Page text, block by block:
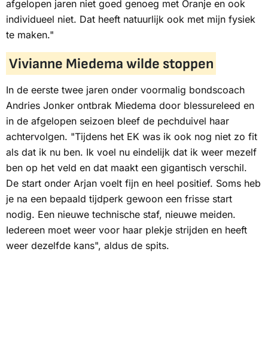
afgelopen jaren niet goed genoeg met Oranje en ook
individueel niet. Dat heeft natuurlijk ook met mijn fysiek
te maken."
Vivianne Miedema wilde stoppen
In de eerste twee jaren onder voormalig bondscoach
Andries Jonker ontbrak Miedema door blessureleed en
in de afgelopen seizoen bleef de pechduivel haar
achtervolgen. "Tijdens het EK was ik ook nog niet zo fit
als dat ik nu ben. Ik voel nu eindelijk dat ik weer mezelf
ben op het veld en dat maakt een gigantisch verschil.
De start onder Arjan voelt fijn en heel positief. Soms heb
je na een bepaald tijdperk gewoon een frisse start
nodig. Een nieuwe technische staf, nieuwe meiden.
Iedereen moet weer voor haar plekje strijden en heeft
weer dezelfde kans", aldus de spits.